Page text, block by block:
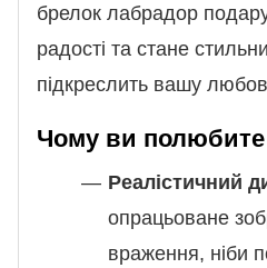
брелок лабрадор
радості та стане
підкреслить вашу
Чому ви
Реалістичний
опрацьоване
враження, ніби